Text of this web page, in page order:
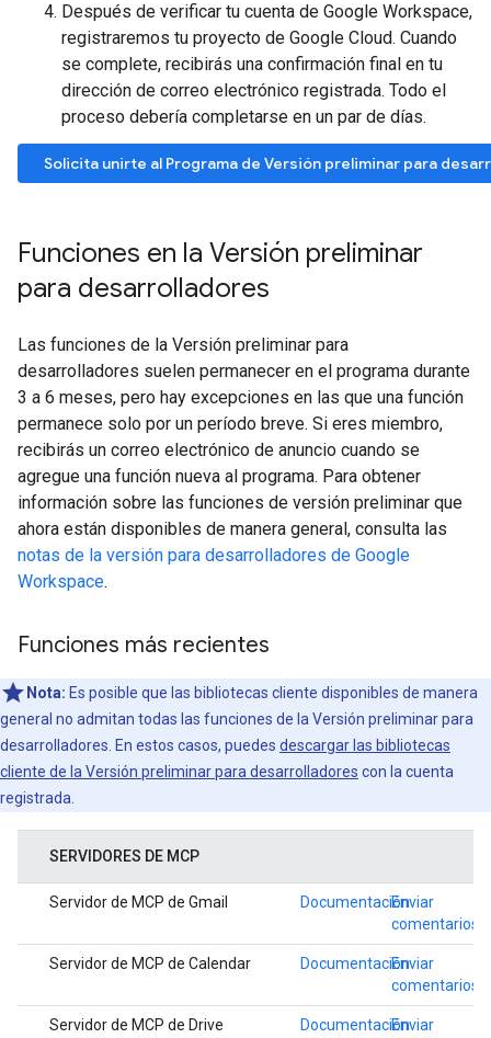
Después de verificar tu cuenta de Google Workspace,
registraremos tu proyecto de Google Cloud. Cuando
se complete, recibirás una confirmación final en tu
dirección de correo electrónico registrada. Todo el
proceso debería completarse en un par de días.
Solicita unirte al Programa de Versión preliminar para
Funciones en la Versión preliminar
para desarrolladores
Las funciones de la Versión preliminar para
desarrolladores suelen permanecer en el programa durante
3 a 6 meses, pero hay excepciones en las que una función
permanece solo por un período breve. Si eres miembro,
recibirás un correo electrónico de anuncio cuando se
agregue una función nueva al programa. Para obtener
información sobre las funciones de versión preliminar que
ahora están disponibles de manera general, consulta las
notas de la versión para desarrolladores de Google
Workspace.
Funciones más recientes
Nota: Es posible que las bibliotecas cliente disponibles de manera
general no admitan todas las funciones de la Versión preliminar para
desarrolladores. En estos casos, puedes descargar las bibliotecas
cliente de la Versión preliminar para desarrolladores con la cuenta
registrada.
SERVIDORES DE MCP
Servidor de MCP de Gmail DocumentaciónEnviar
comentarios
Servidor de MCP de Calendar DocumentaciónEnviar
comentarios
Servidor de MCP de Drive DocumentaciónEnviar